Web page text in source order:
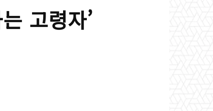
고령자’